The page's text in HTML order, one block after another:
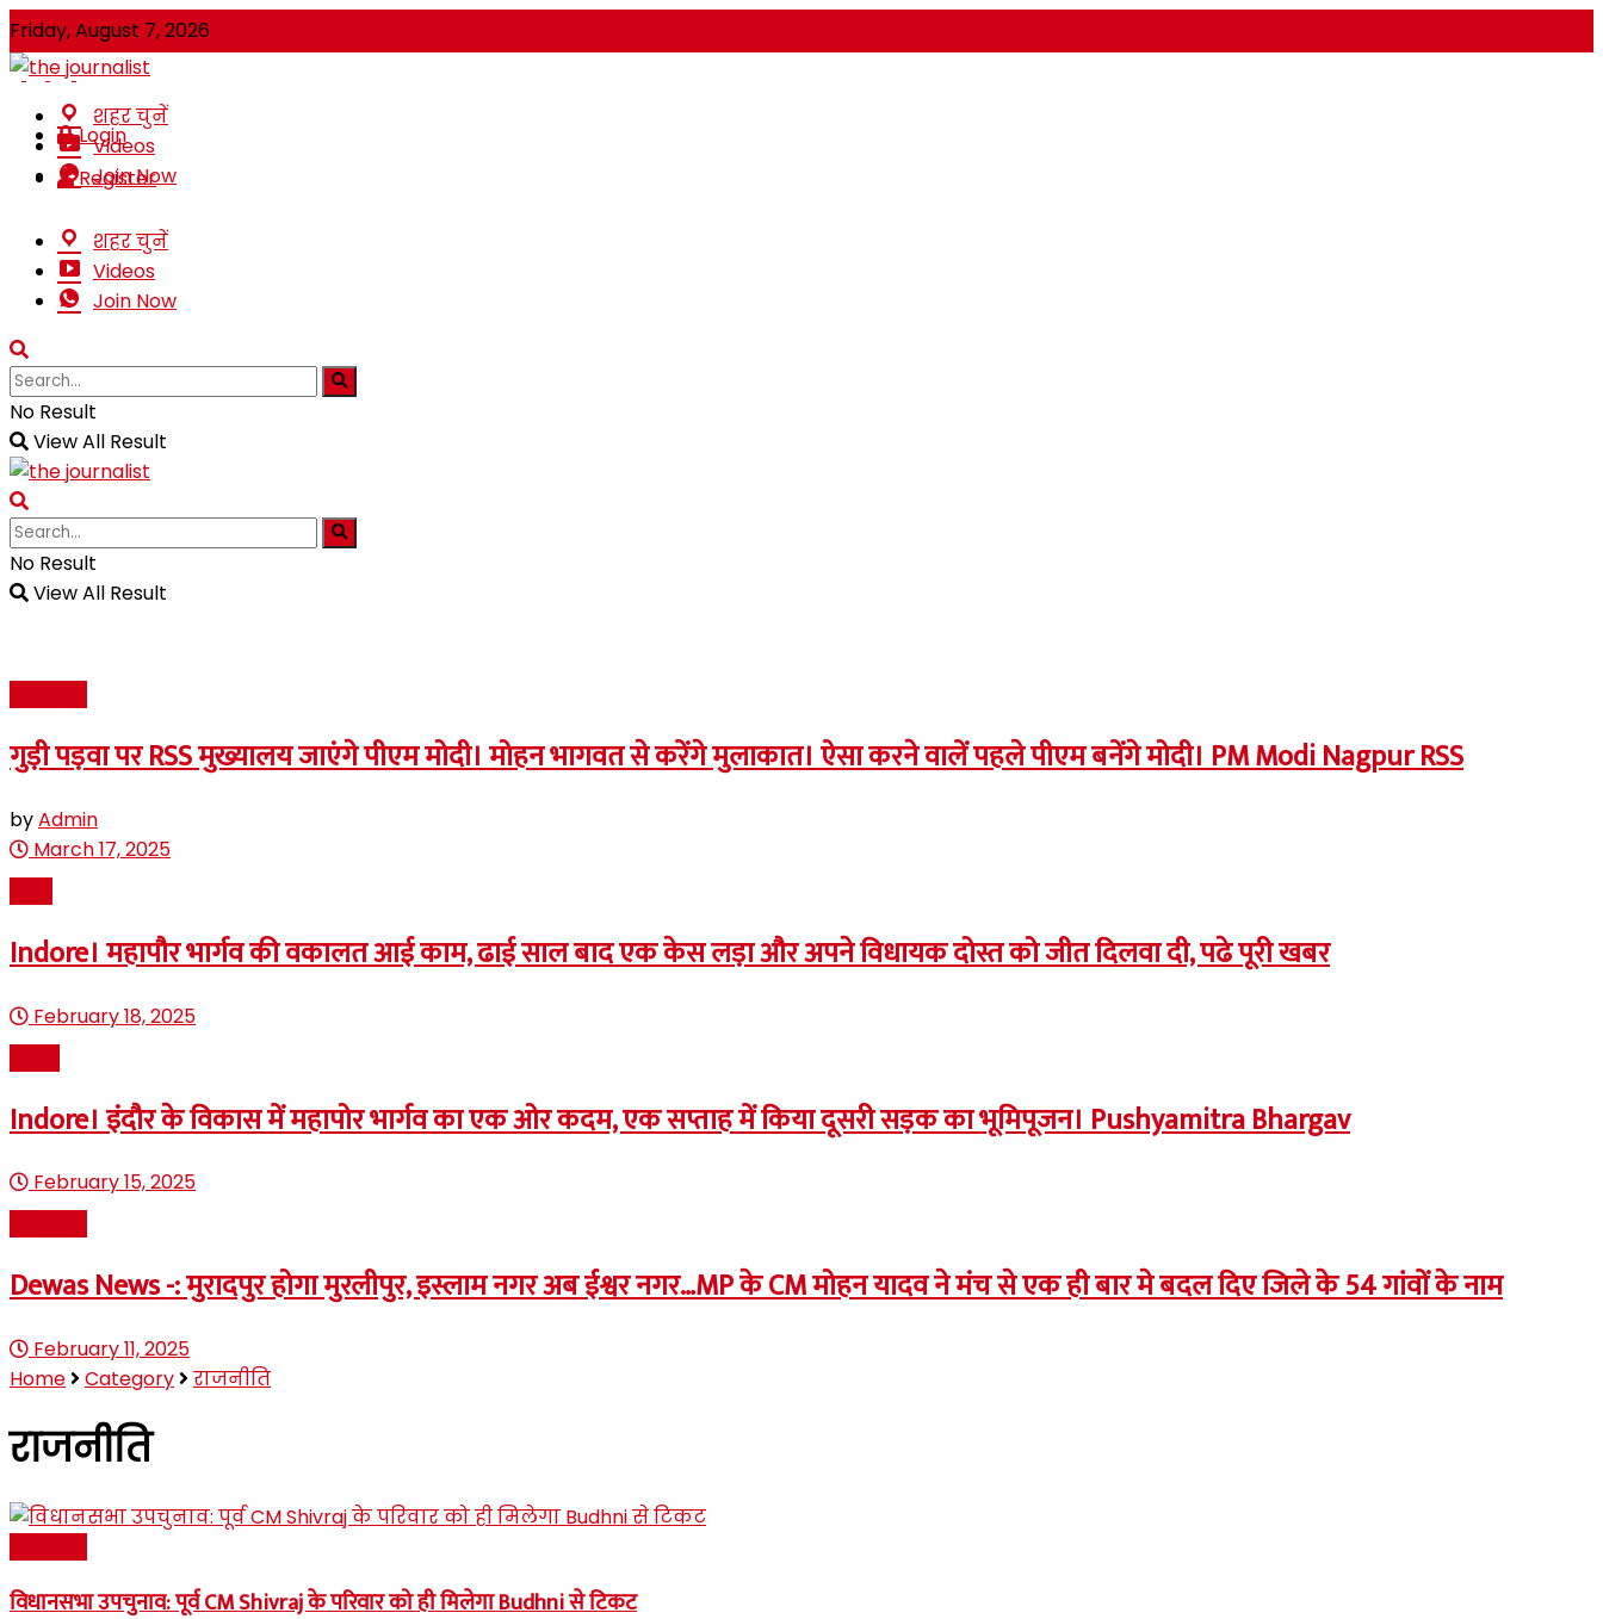
Friday, August 7, 2026
Login
Register
शहर चुनें
Videos
Join Now
शहर चुनें
Videos
Join Now
No Result
View All Result
No Result
View All Result
गुड़ी पड़वा पर RSS मुख्यालय जाएंगे पीएम मोदी। मोहन भागवत से करेंगे मुलाकात। ऐसा करने वालें पहले पीएम बनेंगे मोदी। PM Modi Nagpur RSS
byAdmin
March 17, 2025
Indore। महापौर भार्गव की वकालत आई काम, ढाई साल बाद एक केस लड़ा और अपने विधायक दोस्त को जीत दिलवा दी, पढे पूरी खबर
February 18, 2025
Indore। इंदौर के विकास में महापोर भार्गव का एक ओर कदम, एक सप्ताह में किया दूसरी सड़क का भूमिपूजन। Pushyamitra Bhargav
February 15, 2025
Dewas News -: मुरादपुर होगा मुरलीपुर, इस्लाम नगर अब ईश्वर नगर…MP के CM मोहन यादव ने मंच से एक ही बार मे बदल दिए जिले के 54 गांवों के नाम
February 11, 2025
Home
Category राजनीति
राजनीति
विधानसभा उपचुनाव: पूर्व CM Shivraj के परिवार को ही मिलेगा Budhni से टिकट